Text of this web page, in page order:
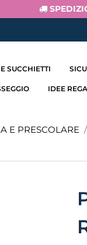
SUCCHIETTI
IDEE
E PRESCOLARE